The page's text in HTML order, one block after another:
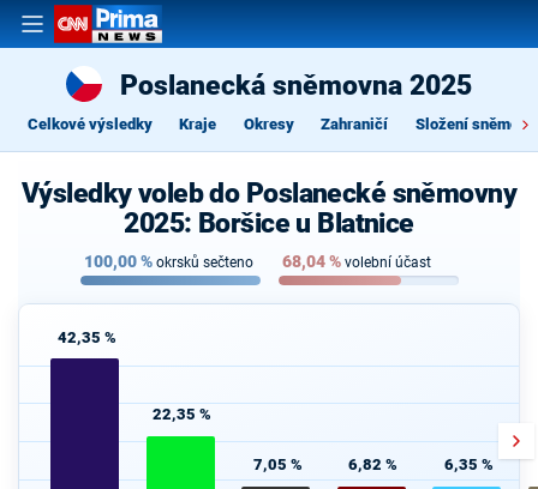
Poslanecká sněmovna 2025
Celkové výsledky Kraje Okresy Zahraničí Složení
Výsledky voleb do Poslanecké sněmovny
2025: Boršice u Blatnice
100,00% okrsků sečteno 68,04% volební účast
42,35 %
22,35 %
7,05 % 6,82 % 6,35 %